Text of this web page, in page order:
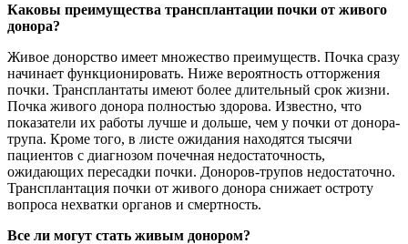
Каковы преимущества трансплантации почки от живого
донора?
Живое донорство имеет множество преимуществ. Почка сразу
начинает функционировать. Ниже вероятность отторжения
почки. Трансплантаты имеют более длительный срок жизни.
Почка живого донора полностью здорова. Известно, что
показатели их работы лучше и дольше, чем у почки от донора-
трупа. Кроме того, в листе ожидания находятся тысячи
пациентов с диагнозом почечная недостаточность,
ожидающих пересадки почки. Доноров-трупов недостаточно.
Трансплантация почки от живого донора снижает остроту
вопроса нехватки органов и смертность.
Все ли могут стать живым донором?